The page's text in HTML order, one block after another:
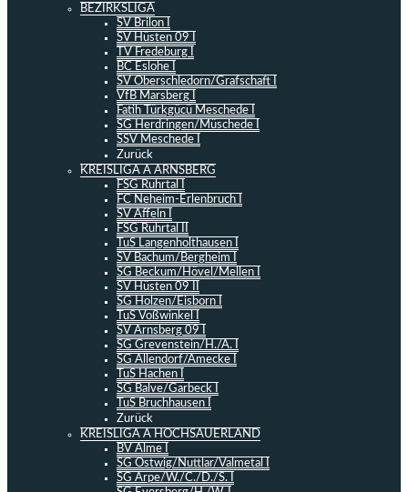
BEZIRKSLIGA
SV Brilon I
SV Hüsten 09 I
TV Fredeburg I
BC Eslohe I
SV Oberschledorn/Grafschaft I
VfB Marsberg I
Fatih Türkgücü Meschede I
SG Herdringen/Müschede I
SSV Meschede I
Zurück
KREISLIGA A ARNSBERG
FSG Ruhrtal I
FC Neheim-Erlenbruch I
SV Affeln I
FSG Ruhrtal II
TuS Langenholthausen I
SV Bachum/Bergheim I
SG Beckum/Hövel/Mellen I
SV Hüsten 09 II
SG Holzen/Eisborn I
TuS Voßwinkel I
SV Arnsberg 09 I
SG Grevenstein/H./A. I
SG Allendorf/Amecke I
TuS Hachen I
SG Balve/Garbeck I
TuS Bruchhausen I
Zurück
KREISLIGA A HOCHSAUERLAND
BV Alme I
SG Ostwig/Nuttlar/Valmetal I
SG Arpe/W./C./D./S. I